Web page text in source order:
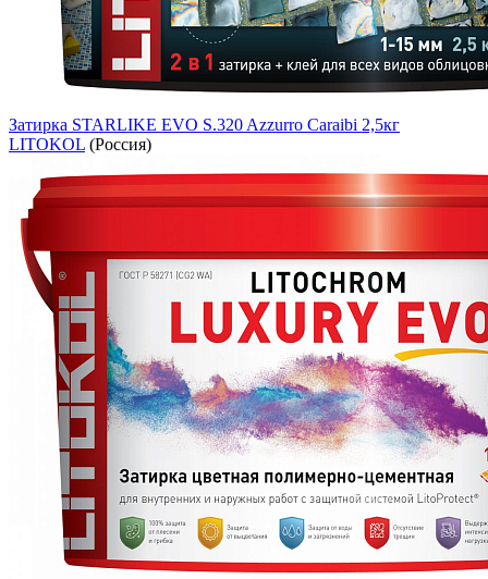
Затирка STARLIKE EVO S.320 Azzurro Caraibi 2,5кг
LITOKOL (Россия)